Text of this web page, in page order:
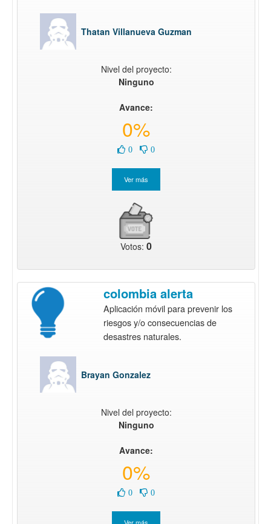
Thatan Villanueva Guzman
Nivel del proyecto:
Ninguno
Avance:
0%
0 0
Votos: 0
colombia alerta
Aplicación móvil para prevenir los
riesgos y/o consecuencias de
desastres naturales.
Brayan Gonzalez
Nivel del proyecto:
Ninguno
Avance:
0%
0 0